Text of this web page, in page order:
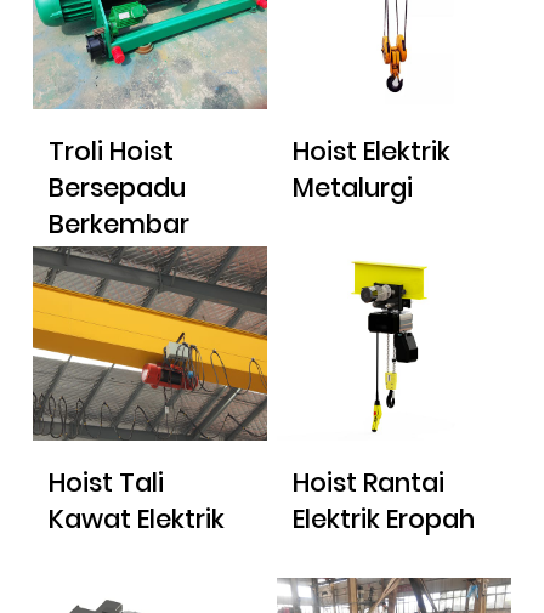
Troli Hoist
Bersepadu
Berkembar
Berkembar
Hoist Elektrik
Metalurgi
Hoist Tali
Kawat Elektrik
Hoist Rantai
Elektrik Eropah